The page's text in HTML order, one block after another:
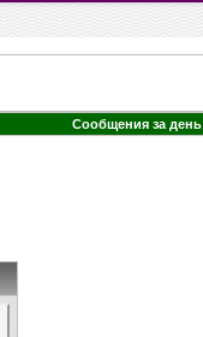
Сообщения за день